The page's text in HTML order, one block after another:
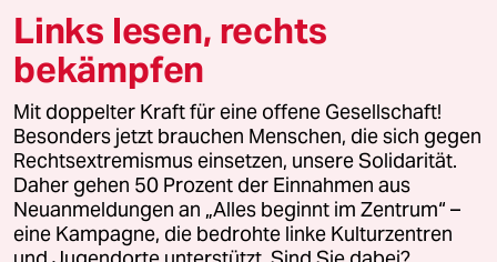
Thema entdeckt.
Der Tod hat mich entdeckt. Er zwingt mich dazu,
mich fast täglich mit ihm zu befassen, weil wieder
jemand abgekratzt ist, der einem nahe steht. Ob
das ein alter Freund wie Degenhardt ist oder
jemand wie Peter O’Toole, den ich nicht persönlich
kannte.
Links lesen, rechts
bekämpfen
Mit doppelter Kraft für eine offene Gesellschaft!
Besonders jetzt brauchen Menschen, die sich gegen
Rechtsextremismus einsetzen, unsere Solidarität.
Daher gehen 50 Prozent der Einnahmen aus
Neuanmeldungen an „Alles beginnt im Zentrum“ –
eine Kampagne, die bedrohte linke Kulturzentren